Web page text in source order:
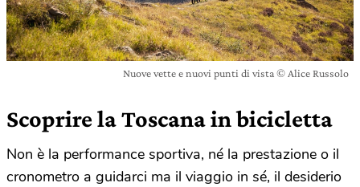
Nuove vette e nuovi punti di vista © Alice Russolo
Scoprire la Toscana in bicicletta
Non è la performance sportiva, né la prestazione o il
cronometro a guidarci ma il viaggio in sé, il desiderio